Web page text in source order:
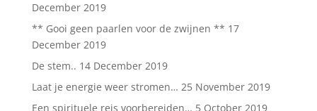
December 2019
** Gooi geen paarlen voor de zwijnen ** 17
December 2019
De stem.. 14 December 2019
Laat je energie weer stromen… 25 November 2019
Een spirituele reis voorbereiden… 5 October 2019